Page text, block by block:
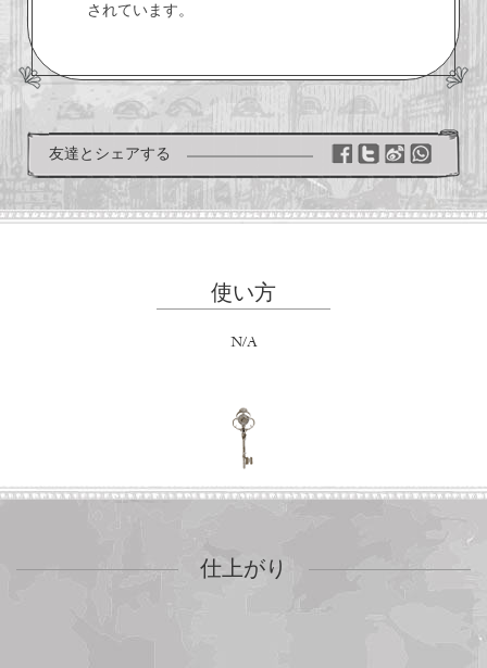
されています。
友達とシェアする
使い方
N/A
仕上がり